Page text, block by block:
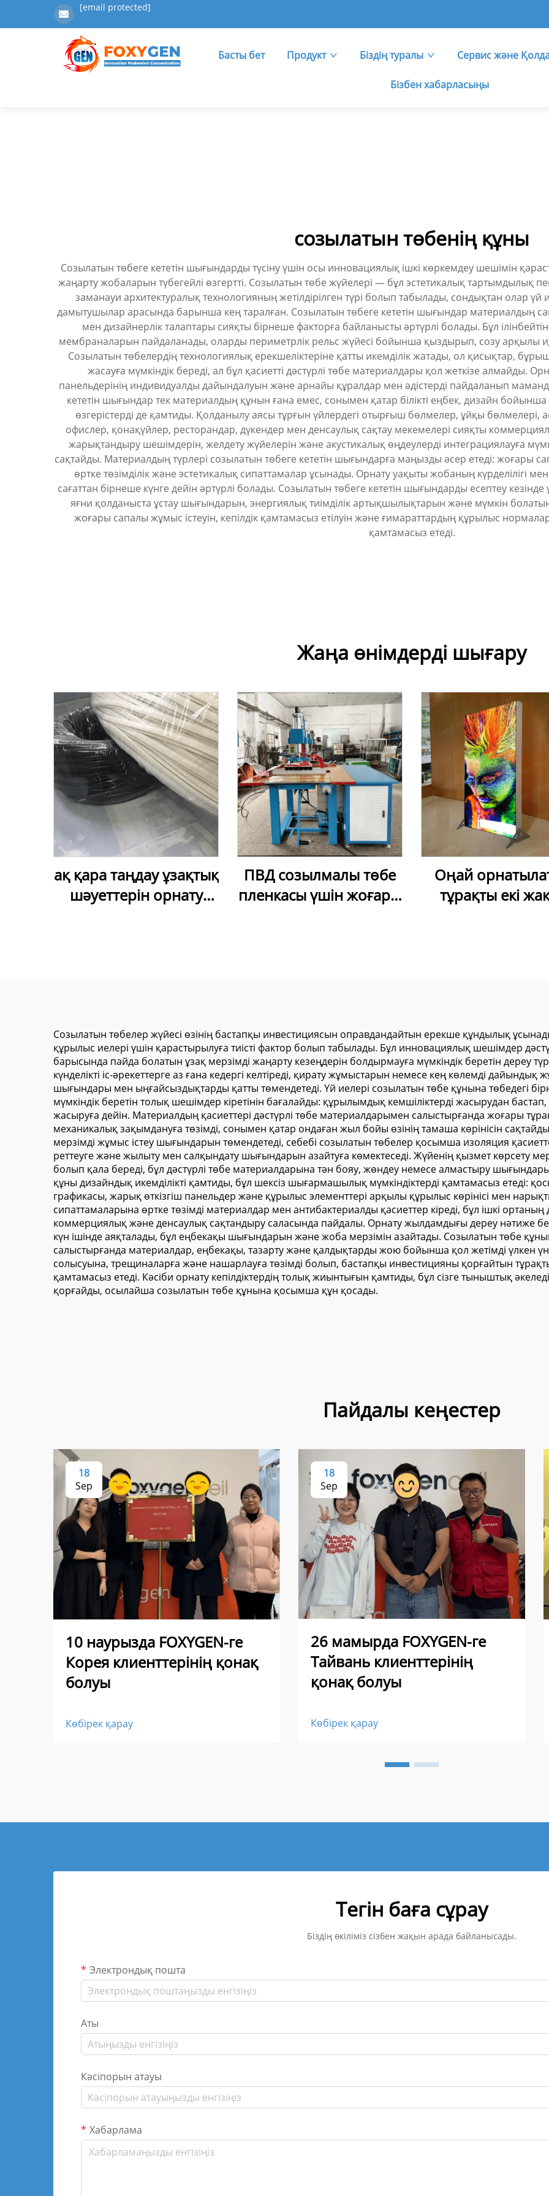
[email protected]
Басты бет Продукт Біздің туралы Сервис және
Бізбен хабарласыңы
созылатын төбенің құны
Созылатын төбеге кететін шығындарды түсіну үшін осы инновациялық ішкі көркемдеу шешімін
жаңарту жобаларын түбегейлі өзгертті. Созылатын төбе жүйелері — бұл эстетикалық тартымдылық
заманауи архитектуралық технологияның жетілдірілген түрі болып табылады, сондықтан олар
дамытушылар арасында барынша кең таралған. Созылатын төбеге кететін шығындар материалдың
мен дизайнерлік талаптары сияқты бірнеше факторға байланысты әртүрлі болады. Бұл
мембраналарын пайдаланады, оларды периметрлік рельс жүйесі бойынша қыздырып, созу арқылы
Созылатын төбелердің технологиялық ерекшеліктеріне қатты икемділік жатады, ол қисықтар,
жасауға мүмкіндік береді, ал бұл қасиетті дәстүрлі төбе материалдары қол жеткізе алмайды.
панельдерінің индивидуалды дайындалуын және арнайы құралдар мен әдістерді пайдаланып
кететін шығындар тек материалдың құнын ғана емес, сонымен қатар білікті еңбек, дизайн
өзгерістерді де қамтиды. Қолданылу аясы тұрғын үйлердегі отырғыш бөлмелер, ұйқы бөлмелері,
офислер, қонақүйлер, ресторандар, дүкендер мен денсаулық сақтау мекемелері сияқты
жарықтандыру шешімдерін, желдету жүйелерін және акустикалық өңдеулерді интеграциялауға
сақтайды. Материалдың түрлері созылатын төбеге кететін шығындарға маңызды әсер етеді: жоғары
өртке төзімділік және эстетикалық сипаттамалар ұсынады. Орнату уақыты жобаның күрделілігі
сағаттан бірнеше күнге дейін әртүрлі болады. Созылатын төбеге кететін шығындарды есептеу
яғни қолданыста ұстау шығындарын, энергиялық тиімділік артықшылықтарын және мүмкін
жоғары сапалы жұмыс істеуін, кепілдік қамтамасыз етілуін және ғимараттардың құрылыс
қамтамасыз етеді.
Жаңа өнімдерді шығару
ақ қара таңдау ұзақтық
шәуеттерін орнату
ПВД созылмалы төбе
пленкасы үшін жоғары
Оңай
тұрақты екі
Созылатын төбелер жүйесі өзінің бастапқы инвестициясын оправдандайтын ерекше құндылық
құрылыс иелері үшін қарастырылуға тиісті фактор болып табылады. Бұл инновациялық шешімдер
барысында пайда болатын ұзақ мерзімді жаңарту кезеңдерін болдырмауға мүмкіндік беретін дереу
күнделікті іс-әрекеттерге аз ғана кедергі келтіреді, қирату жұмыстарын немесе кең көлемді
шығындары мен ыңғайсыздықтарды қатты төмендетеді. Үй иелері созылатын төбе құнына төбедегі
мүмкіндік беретін толық шешімдер кіретінін бағалайды: құрылымдық кемшіліктерді жасырудан
жасыруға дейін. Материалдың қасиеттері дәстүрлі төбе материалдарымен салыстырғанда жоғары
механикалық зақымдануға төзімді, сонымен қатар ондаған жыл бойы өзінің тамаша көрінісін
мерзімді жұмыс істеу шығындарын төмендетеді, себебі созылатын төбелер қосымша изоляция
реттеуге және жылыту мен салқындату шығындарын азайтуға көмектеседі. Жүйенің қызмет көрсету
болып қала береді, бұл дәстүрлі төбе материалдарына тән бояу, жөндеу немесе алмастыру
құны дизайндық икемділікті қамтиды, бұл шексіз шығармашылық мүмкіндіктерді қамтамасыз етеді:
графикасы, жарық өткізгіш панельдер және құрылыс элементтері арқылы құрылыс көрінісі мен
сипаттамаларына өртке төзімді материалдар мен антибактериалды қасиеттер кіреді, бұл ішкі
коммерциялық және денсаулық сақтандыру саласында пайдалы. Орнату жылдамдығы дереу нәтиже
күн ішінде аяқталады, бұл еңбекақы шығындарын және жоба мерзімін азайтады. Созылатын төбе құнын
салыстырғанда материалдар, еңбекақы, тазарту және қалдықтарды жою бойынша қол жетімді үлкен
солысуына, трещиналарға және нашарлауға төзімді болып, бастапқы инвестицияны қорғайтын
қамтамасыз етеді. Кәсіби орнату кепілдіктердің толық жиынтығын қамтиды, бұл сізге тыныштық
қорғайды, осылайша созылатын төбе құнына қосымша құн қосады.
Пайдалы кеңестер
18
Sep
10 наурызда FOXYGEN-ге
Корея клиенттерінің қонақ
болуы
Көбірек қарау
18
Sep
26 мамырда FOXYGEN-ге
Тайвань клиенттерінің
қонақ болуы
Көбірек қарау
Тегін баға сұрау
Біздің өкіліміз сізбен жақын арада байланысады.
Электрондық пошта
Аты
Кәсіпорын атауы
Хабарлама